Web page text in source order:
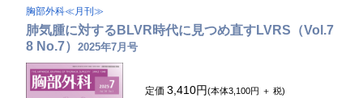
胸部外科≪月刊≫
肺気腫に対するBLVR時代に見つめ直すLVRS（Vol.7
8 No.7）2025年7月号
定価3,410円(本体3,100円 ＋ 税)